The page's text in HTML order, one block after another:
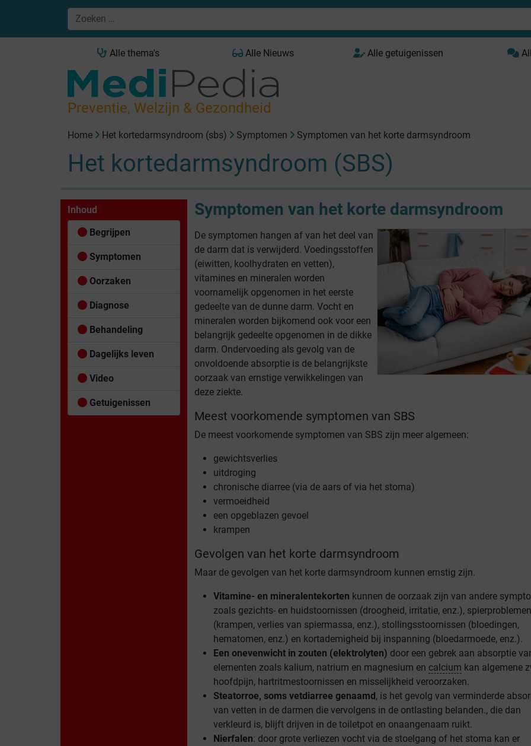
Alle thema's Alle Nieuws Alle getuigenissen
Preventie, Welzijn & Gezondheid
Home Het kortedarmsyndroom (sbs) Symptomen Symptomen van het korte darmsyndroom
Het kortedarmsyndroom (SBS)
Inhoud
Begrijpen
Symptomen
Oorzaken
Diagnose
Behandeling
Dagelijks leven
Video
Getuigenissen
Symptomen van het korte darmsyndroom
De symptomen hangen af van het deel van
de darm dat is verwijderd. Voedingsstoffen
(eiwitten, koolhydraten en vetten),
vitamines en mineralen worden
voornamelijk opgenomen in het eerste
gedeelte van de dunne darm. Vocht en
mineralen worden bijkomend ook voor een
belangrijk gedeelte opgenomen in de dikke
darm. Ondervoeding als gevolg van de
onvoldoende absorptie is de belangrijkste
oorzaak van ernstige verwikkelingen van
deze ziekte.
Meest voorkomende symptomen van SBS
De meest voorkomende symptomen van SBS zijn meer algemeen:
gewichtsverlies
uitdroging
chronische diarree (via de aars of via het stoma)
vermoeidheid
een opgeblazen gevoel
krampen
Gevolgen van het korte darmsyndroom
Maar de gevolgen van het korte darmsyndroom kunnen ernstig zijn.
Vitamine- en mineralentekorten kunnen de oorzaak zijn van andere
zoals gezichts- en huidstoornissen (droogheid, irritatie, enz.), spierproblemen
(krampen, verlies van spiermassa, enz.), stollingsstoornissen (bloedingen,
hematomen, enz.) en kortademigheid bij inspanning (bloedarmoede, enz.).
Een onevenwicht in zouten (elektrolyten) door een gebrek aan absorptie
elementen zoals kalium, natrium en magnesium en calcium kan algemene
hoofdpijn, hartritmestoornissen en misselijkheid veroorzaken.
Steatorroe, soms vetdiarree genaamd, is het gevolg van verminderde
van vetten in de darmen die vervolgens in de ontlasting belanden., die dan
verkleurd is, blijft drijven in de toiletpot en onaangenaam ruikt.
Nierfalen: door grote verliezen vocht via de stoelgang of het stoma kan er